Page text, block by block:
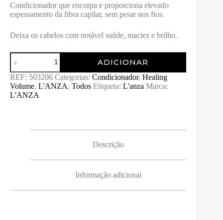
Condicionador que encorpa e proporciona elevado
espessamento da fibra capilar, sem pesar nos fios.
Deixa os cabelos com notável saúde, maciez e brilho.
Quantidade
de
Thickening
Conditioner
ADICIONAR
REF: 503206 Categorias: Condicionador, Healing
Volume, L'ANZA, Todos Etiqueta: L'anza Marca:
L'ANZA
Descrição
Informação adicional